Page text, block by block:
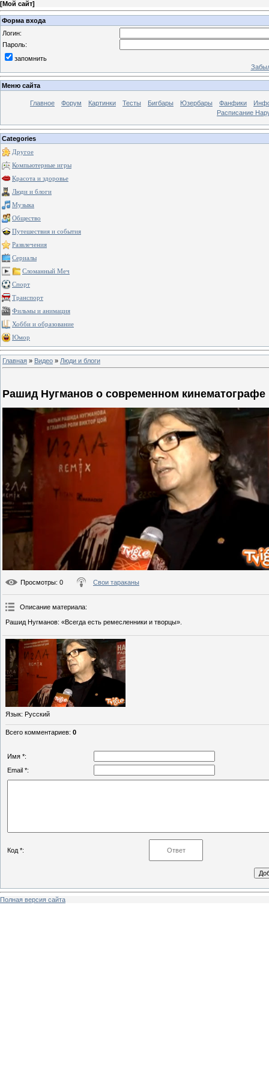
[Мой сайт]
Форма входа
Логин:
Пароль:
запомнить
Меню сайта
Главное Форум Картинки Тесты Бигбары Юзербары Фанфики
Расписание
Categories
Другое
Компьютерные игры
Красота и здоровье
Люди и блоги
Музыка
Общество
Путешествия и события
Развлечения
Сериалы
Сломанный Меч
Спорт
Транспорт
Фильмы и анимация
Хобби и образование
Юмор
Главная » Видео » Люди и блоги
Рашид Нугманов о современном кинематографе
Просмотры: 0 Свои тараканы
Описание материала:
Рашид Нугманов: «Всегда есть ремесленники и творцы».
Язык: Русский
Всего комментариев: 0
Имя *:
Email *:
Код *:
Полная версия сайта